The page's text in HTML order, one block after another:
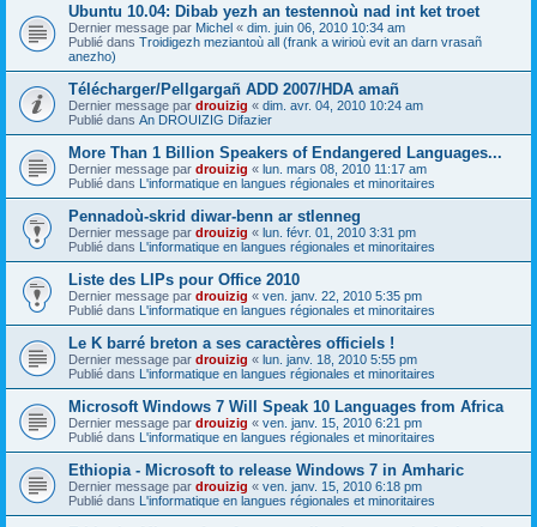
Ubuntu 10.04: Dibab yezh an testennoù nad int ket troet
Dernier message par Michel « dim. juin 06, 2010 10:34 am
Publié dans Troidigezh meziantoù all (frank a wirioù evit an darn vrasañ
anezho)
Télécharger/Pellgargañ ADD 2007/HDA amañ
Dernier message par drouizig « dim. avr. 04, 2010 10:24 am
Publié dans An DROUIZIG Difazier
More Than 1 Billion Speakers of Endangered Languages...
Dernier message par drouizig « lun. mars 08, 2010 11:17 am
Publié dans L'informatique en langues régionales et minoritaires
Pennadoù-skrid diwar-benn ar stlenneg
Dernier message par drouizig « lun. févr. 01, 2010 3:31 pm
Publié dans L'informatique en langues régionales et minoritaires
Liste des LIPs pour Office 2010
Dernier message par drouizig « ven. janv. 22, 2010 5:35 pm
Publié dans L'informatique en langues régionales et minoritaires
Le K barré breton a ses caractères officiels !
Dernier message par drouizig « lun. janv. 18, 2010 5:55 pm
Publié dans L'informatique en langues régionales et minoritaires
Microsoft Windows 7 Will Speak 10 Languages from Africa
Dernier message par drouizig « ven. janv. 15, 2010 6:21 pm
Publié dans L'informatique en langues régionales et minoritaires
Ethiopia - Microsoft to release Windows 7 in Amharic
Dernier message par drouizig « ven. janv. 15, 2010 6:18 pm
Publié dans L'informatique en langues régionales et minoritaires